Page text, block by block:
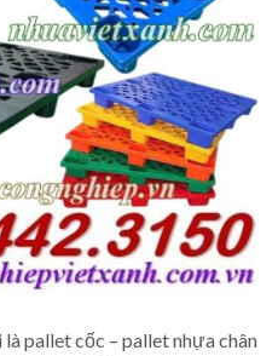
pallet cốc – pallet nhựa chân